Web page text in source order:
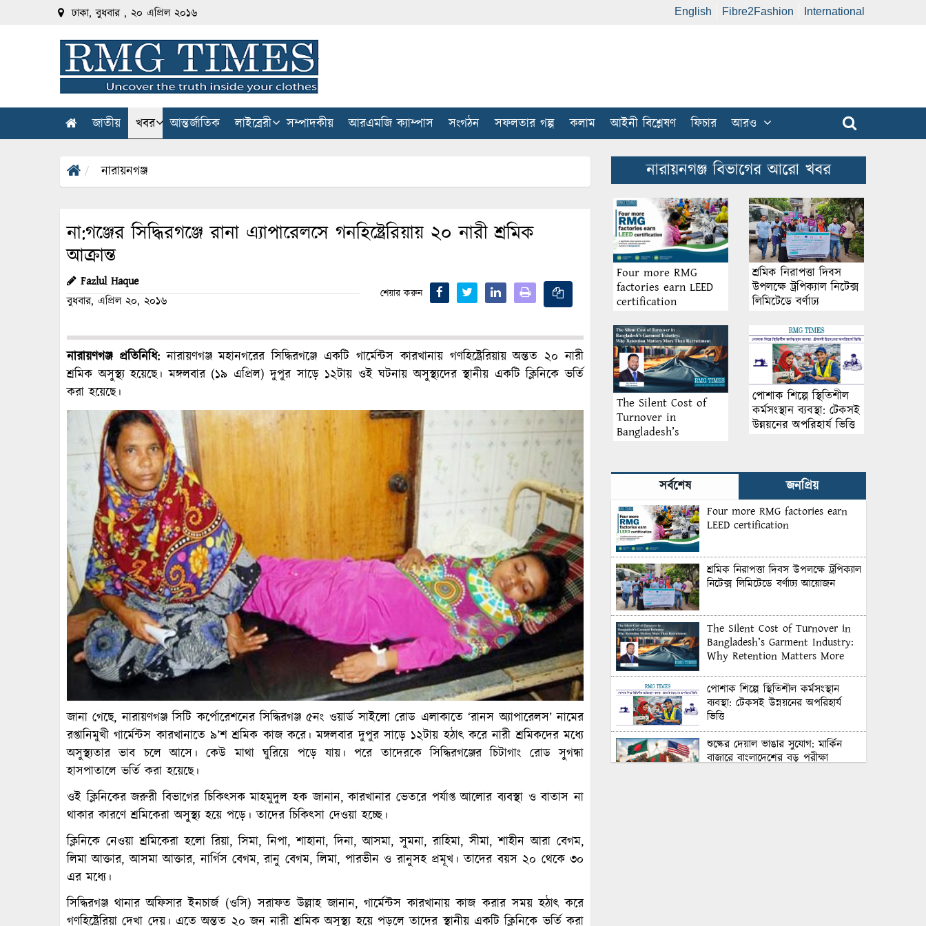
ঢাকা, বুধবার , ২০ এপ্রিল ২০১৬ English Fibre2Fashion International
জাতীয় খবর আন্তর্জাতিক লাইব্রেরী সম্পাদকীয় আরএমজি ক্যাম্পাস সংগঠন সফলতার গল্প কলাম আইনী বিশ্লেষণ ফিচার আরও
নারায়নগঞ্জ
না:গঞ্জের সিদ্ধিরগঞ্জে রানা এ্যাপারেলসে গনহিষ্ট্রেরিয়ায় ২০ নারী শ্রমিক
আক্রান্ত
Fazlul Haque
বুধবার, এপ্রিল ২০, ২০১৬
শেয়ার করুন
নারায়ণগঞ্জ প্রতিনিধি:নারায়ণগঞ্জ মহানগরের সিদ্ধিরগঞ্জে একটি গার্মেন্টস কারখানায় গণহিষ্ট্রেরিয়ায় অন্তত ২০ নারী
শ্রমিক অসুস্থ্য হয়েছে। মঙ্গলবার (১৯ এপ্রিল) দুপুর সাড়ে ১২টায় ওই ঘটনায় অসুস্থ্যদের স্থানীয় একটি ক্লিনিকে ভর্তি
করা হয়েছে।
জানা গেছে, নারায়ণগঞ্জ সিটি কর্পোরেশনের সিদ্ধিরগঞ্জ ৫নং ওয়ার্ড সাইলো রোড এলাকাতে ‘রানস অ্যাপারেলস’ নামের
রপ্তানিমুখী গার্মেন্টস কারখানাতে ৯’শ শ্রমিক কাজ করে। মঙ্গলবার দুপুর সাড়ে ১২টায় হঠাৎ করে নারী শ্রমিকদের মধ্যে
অসুস্থ্যতার ভাব চলে আসে। কেউ মাথা ঘুরিয়ে পড়ে যায়। পরে তাদেরকে সিদ্ধিরগঞ্জের চিটাগাং রোড সুগন্ধা
হাসপাতালে ভর্তি করা হয়েছে।
ওই ক্লিনিকের জরুরী বিভাগের চিকিৎসক মাহমুদুল হক জানান, কারখানার ভেতরে পর্যাপ্ত আলোর ব্যবস্থা ও বাতাস না
থাকার কারণে শ্রমিকেরা অসুস্থ্য হয়ে পড়ে। তাদের চিকিৎসা দেওয়া হচ্ছে।
ক্লিনিকে নেওয়া শ্রমিকেরা হলো রিয়া, সিমা, নিপা, শাহানা, দিনা, আসমা, সুমনা, রাহিমা, সীমা, শাহীন আরা বেগম,
লিমা আক্তার, আসমা আক্তার, নার্গিস বেগম, রানু বেগম, লিমা, পারভীন ও রানুসহ প্রমূখ। তাদের বয়স ২০ থেকে ৩০
এর মধ্যে।
সিদ্ধিরগঞ্জ থানার অফিসার ইনচার্জ (ওসি) সরাফত উল্লাহ জানান, গার্মেন্টস কারখানায় কাজ করার সময় হঠাৎ করে
গণহিষ্ট্রেরিয়া দেখা দেয়। এতে অন্তত ২০ জন নারী শ্রমিক অসুস্থ্য হয়ে পড়লে তাদের স্থানীয় একটি ক্লিনিকে ভর্তি করা
নারায়নগঞ্জ বিভাগের আরো খবর
Four more RMG
factories earn LEED
certification
শ্রমিক নিরাপত্তা দিবস
উপলক্ষে ট্রপিক্যাল নিটেক্স
লিমিটেডে বর্ণাঢ্য
The Silent Cost of
Turnover in
Bangladesh’s
Matters More Than
Recruitment
পোশাক শিল্পে স্থিতিশীল
কর্মসংস্থান ব্যবস্থা: টেকসই
উন্নয়নের অপরিহার্য ভিত্তি
সর্বশেষ জনপ্রিয়
Four more RMG factories earn
LEED certification
শ্রমিক নিরাপত্তা দিবস উপলক্ষে ট্রপিক্যাল
নিটেক্স লিমিটেডে বর্ণাঢ্য আয়োজন
The Silent Cost of Turnover in
Bangladesh’s Garment Industry:
Why Retention Matters More
পোশাক শিল্পে স্থিতিশীল কর্মসংস্থান
ব্যবস্থা: টেকসই উন্নয়নের অপরিহার্য
ভিত্তি
শুল্কের দেয়াল ভাঙার সুযোগ: মার্কিন
বাজারে বাংলাদেশের বড় পরীক্ষা